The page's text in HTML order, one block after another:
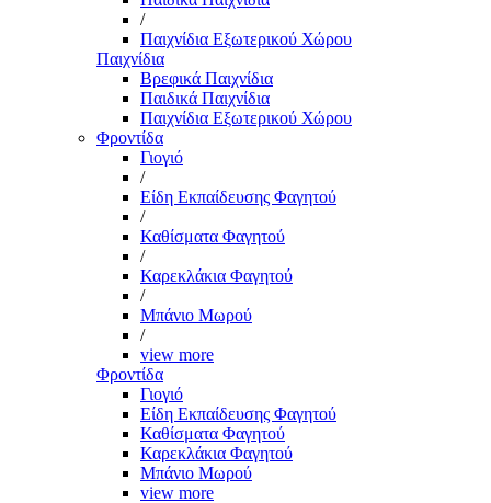
/
Παιχνίδια Εξωτερικού Χώρου
Παιχνίδια
Βρεφικά Παιχνίδια
Παιδικά Παιχνίδια
Παιχνίδια Εξωτερικού Χώρου
Φροντίδα
Γιογιό
/
Είδη Εκπαίδευσης Φαγητού
/
Καθίσματα Φαγητού
/
Καρεκλάκια Φαγητού
/
Μπάνιο Μωρού
/
view more
Φροντίδα
Γιογιό
Είδη Εκπαίδευσης Φαγητού
Καθίσματα Φαγητού
Καρεκλάκια Φαγητού
Μπάνιο Μωρού
view more